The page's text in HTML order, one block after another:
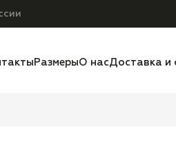
РазмерыО насДоставка и